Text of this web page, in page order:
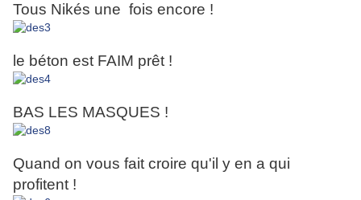
Tous Nikés une fois encore !
le béton est FAIM prêt !
BAS LES MASQUES !
Quand on vous fait croire qu'il y en a qui
profitent !